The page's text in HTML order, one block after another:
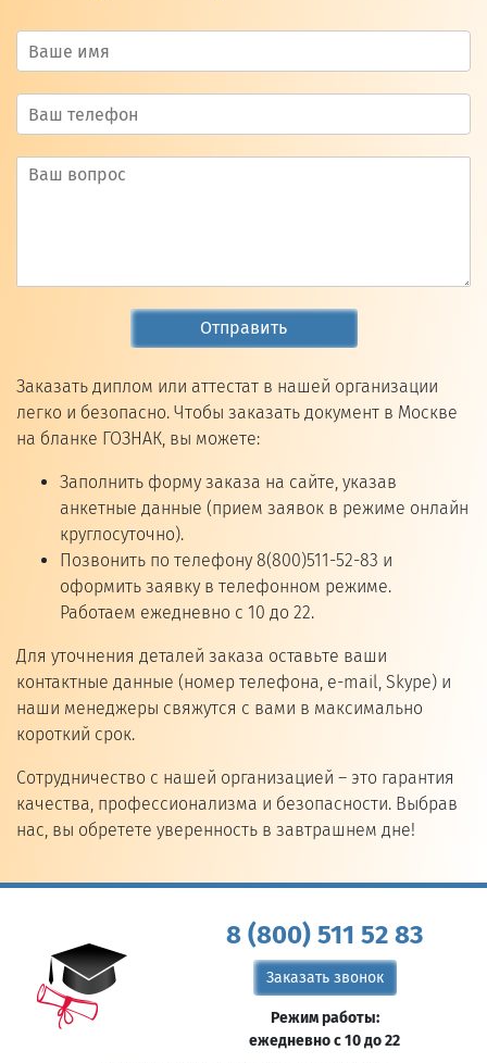
Отправить
Заказать диплом или аттестат в нашей организации
легко и безопасно. Чтобы заказать документ в Москве
на бланке ГОЗНАК, вы можете:
Заполнить форму заказа на сайте, указав
анкетные данные (прием заявок в режиме онлайн
круглосуточно).
Позвонить по телефону 8(800)511-52-83 и
оформить заявку в телефонном режиме.
Работаем ежедневно с 10 до 22.
Для уточнения деталей заказа оставьте ваши
контактные данные (номер телефона, e-mail, Skype) и
наши менеджеры свяжутся с вами в максимально
короткий срок.
Сотрудничество с нашей организацией – это гарантия
качества, профессионализма и безопасности. Выбрав
нас, вы обретете уверенность в завтрашнем дне!
8 (800) 511 52 83
Заказать звонок
Режим работы:
ежедневно с 10 до 22